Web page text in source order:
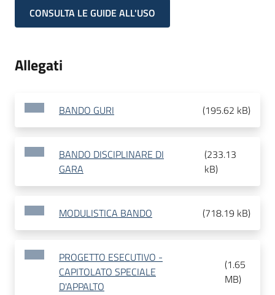
CONSULTA LE GUIDE ALL'USO
Allegati
BANDO GURI (195.62 kB)
BANDO DISCIPLINARE DI
GARA
(233.13
kB)
MODULISTICA BANDO (718.19 kB)
PROGETTO ESECUTIVO -
CAPITOLATO SPECIALE
D'APPALTO
(1.65
MB)